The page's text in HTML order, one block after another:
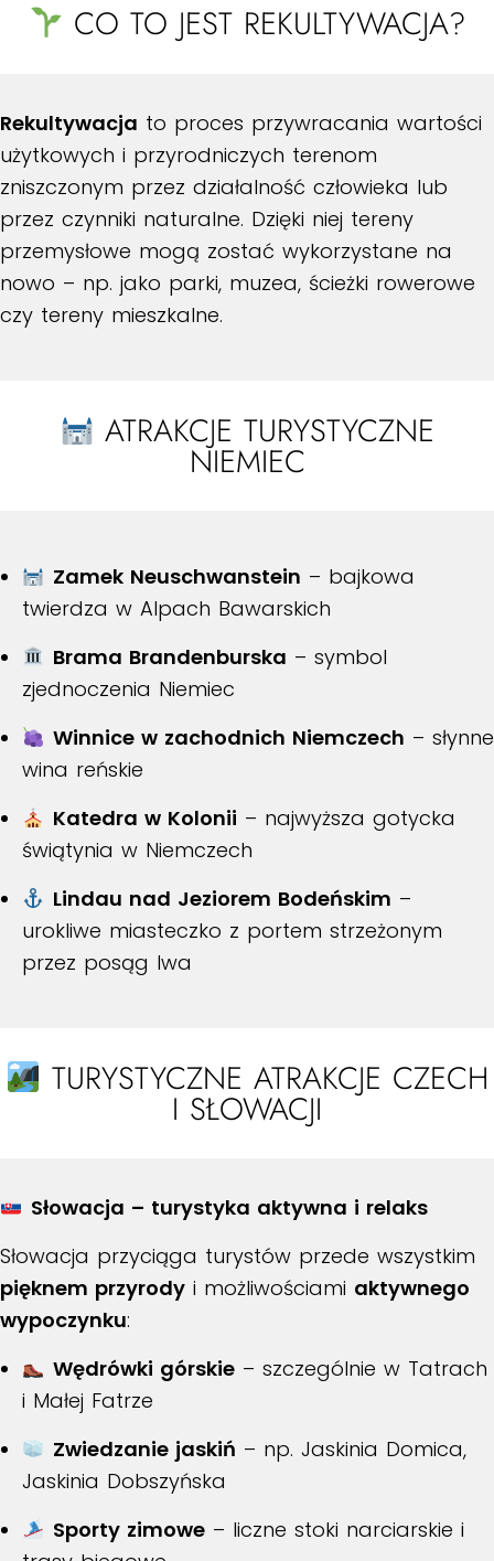
CO TO JEST REKULTYWACJA?
Rekultywacja to proces przywracania wartości
użytkowych i przyrodniczych terenom
zniszczonym przez działalność człowieka lub
przez czynniki naturalne. Dzięki niej tereny
przemysłowe mogą zostać wykorzystane na
nowo – np. jako parki, muzea, ścieżki rowerowe
czy tereny mieszkalne.
ATRAKCJE TURYSTYCZNE
NIEMIEC
Zamek Neuschwanstein – bajkowa
twierdza w Alpach Bawarskich
Brama Brandenburska – symbol
zjednoczenia Niemiec
Winnice w zachodnich Niemczech – słynne
wina reńskie
Katedra w Kolonii – najwyższa gotycka
świątynia w Niemczech
Lindau nad Jeziorem Bodeńskim –
urokliwe miasteczko z portem strzeżonym
przez posąg lwa
TURYSTYCZNE ATRAKCJE CZECH
I SŁOWACJI
Słowacja – turystyka aktywna i relaks
Słowacja przyciąga turystów przede wszystkim
pięknem przyrody i możliwościami aktywnego
wypoczynku:
Wędrówki górskie– szczególnie w Tatrach
i Małej Fatrze
Zwiedzanie jaskiń – np. Jaskinia Domica,
Jaskinia Dobszyńska
Sporty zimowe– liczne stoki narciarskie i